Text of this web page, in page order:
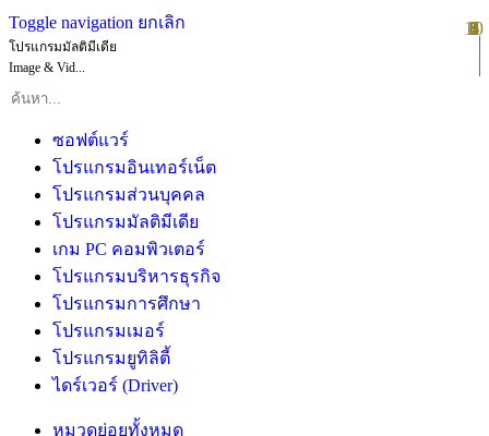
Toggle navigation ยกเลิก
โปรแกรมมัลติมีเดีย
Image & Vid...
ซอฟต์แวร์
โปรแกรมอินเทอร์เน็ต
โปรแกรมส่วนบุคคล
โปรแกรมมัลติมีเดีย
เกม PC คอมพิวเตอร์
โปรแกรมบริหารธุรกิจ
โปรแกรมการศึกษา
โปรแกรมเมอร์
โปรแกรมยูทิลิตี้
ไดร์เวอร์ (Driver)
หมวดย่อยทั้งหมด
1
2
3
4
5
6
7
8
9
10